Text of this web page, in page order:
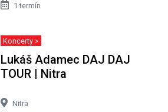
1 termín
Koncerty >
Lukáš Adamec DAJ DAJ
TOUR | Nitra
Nitra